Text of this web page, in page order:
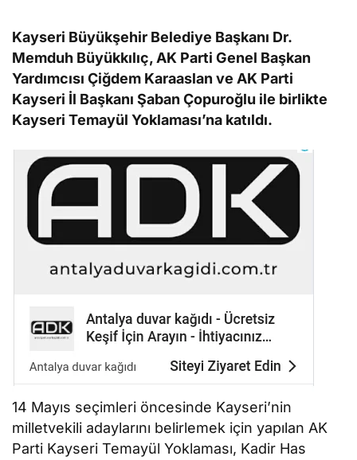
Kayseri Büyükşehir Belediye Başkanı Dr.
Memduh Büyükkılıç, AK Parti Genel Başkan
Yardımcısı Çiğdem Karaaslan ve AK Parti
Kayseri İl Başkanı Şaban Çopuroğlu ile birlikte
Kayseri Temayül Yoklaması’na katıldı.
14 Mayıs seçimleri öncesinde Kayseri’nin
milletvekili adaylarını belirlemek için yapılan AK
Parti Kayseri Temayül Yoklaması, Kadir Has